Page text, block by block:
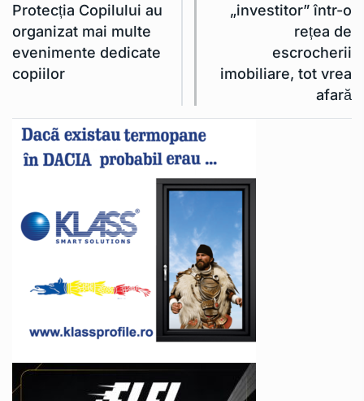
Protecția Copilului au
organizat mai multe
evenimente dedicate
copiilor
„investitor” într-o
rețea de
escrocherii
imobiliare, tot vrea
afară